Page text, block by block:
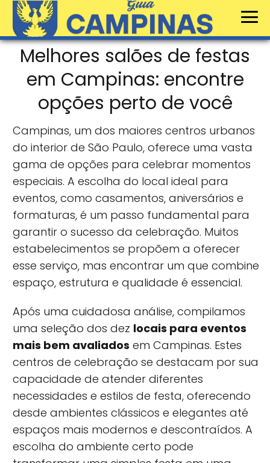
Melhores salões de festas
em Campinas: encontre
opções perto de você
Campinas, um dos maiores centros urbanos
do interior de São Paulo, oferece uma vasta
gama de opções para celebrar momentos
especiais. A escolha do local ideal para
eventos, como casamentos, aniversários e
formaturas, é um passo fundamental para
garantir o sucesso da celebração. Muitos
estabelecimentos se propõem a oferecer
esse serviço, mas encontrar um que combine
espaço, estrutura e qualidade é essencial.
Após uma cuidadosa análise, compilamos
uma seleção dos dez locais para eventos
mais bem avaliados em Campinas. Estes
centros de celebração se destacam por sua
capacidade de atender diferentes
necessidades e estilos de festa, oferecendo
desde ambientes clássicos e elegantes até
espaços mais modernos e descontraídos. A
escolha do ambiente certo pode